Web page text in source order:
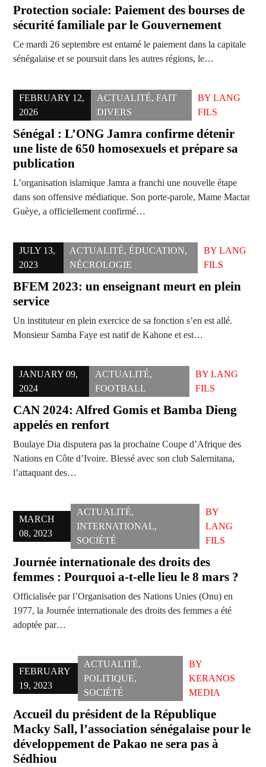
Protection sociale: Paiement des bourses de
sécurité familiale par le Gouvernement
Ce mardi 26 septembre est entamé le paiement dans la capitale
sénégalaise et se poursuit dans les autres régions, le…
FEBRUARY 12,
2026
ACTUALITÉ, FAIT
DIVERS
BYLANG
FILS
Sénégal : L’ONG Jamra confirme détenir
une liste de 650 homosexuels et prépare sa
publication
L’organisation islamique Jamra a franchi une nouvelle étape
dans son offensive médiatique. Son porte-parole, Mame Mactar
Guèye, a officiellement confirmé…
JULY 13,
2023
ACTUALITÉ,ÉDUCATION,
NÉCROLOGIE
BY LANG
FILS
BFEM 2023: un enseignant meurt en plein
service
Un instituteur en plein exercice de sa fonction s’en est allé.
Monsieur Samba Faye est natif de Kahone et est…
JANUARY 09,
2024
ACTUALITÉ,
FOOTBALL
BY LANG
FILS
CAN 2024: Alfred Gomis et Bamba Dieng
appelés en renfort
Boulaye Dia disputera pas la prochaine Coupe d’Afrique des
Nations en Côte d’Ivoire. Blessé avec son club Salernitana,
l’attaquant des…
MARCH
08, 2023
ACTUALITÉ,
INTERNATIONAL,
SOCIÉTÉ
BY
LANG
FILS
Journée internationale des droits des
femmes : Pourquoi a-t-elle lieu le 8 mars ?
Officialisée par l’Organisation des Nations Unies (Onu) en
1977, la Journée internationale des droits des femmes a été
adoptée par…
FEBRUARY
19, 2023
ACTUALITÉ,
POLITIQUE,
SOCIÉTÉ
BY
KERANOS
MEDIA
Accueil du président de la République
Macky Sall, l’association sénégalaise pour le
développement de Pakao ne sera pas à
Sédhiou